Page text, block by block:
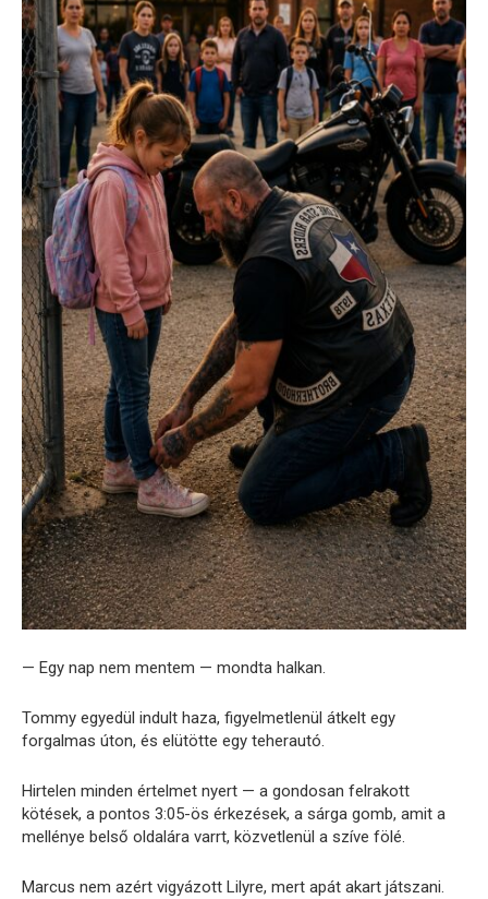
— Egy nap nem mentem — mondta halkan.
Tommy egyedül indult haza, figyelmetlenül átkelt egy
forgalmas úton, és elütötte egy teherautó.
Hirtelen minden értelmet nyert — a gondosan felrakott
kötések, a pontos 3:05-ös érkezések, a sárga gomb, amit a
mellénye belső oldalára varrt, közvetlenül a szíve fölé.
Marcus nem azért vigyázott Lilyre, mert apát akart játszani.